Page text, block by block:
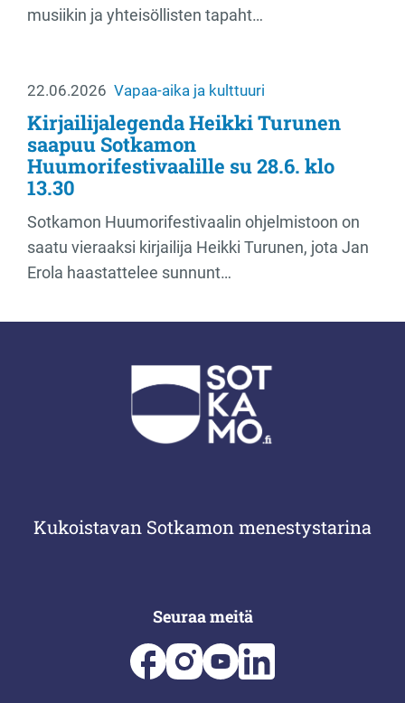
musiikin ja yhteisöllisten tapaht…
22.06.2026 Vapaa-aika ja kulttuuri
Kirjailijalegenda Heikki Turunen
saapuu Sotkamon
Huumorifestivaalille su 28.6. klo
13.30
Sotkamon Huumorifestivaalin ohjelmistoon on
saatu vieraaksi kirjailija Heikki Turunen, jota Jan
Erola haastattelee sunnunt…
Kukoistavan Sotkamon menestystarina
Seuraa meitä